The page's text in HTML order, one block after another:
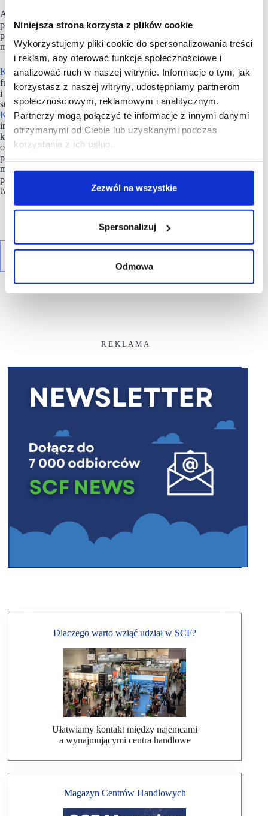
Niniejsza strona korzysta z plików cookie
Wykorzystujemy pliki cookie do spersonalizowania treści
i reklam, aby oferować funkcje społecznościowe i
analizować ruch w naszej witrynie. Informacje o tym, jak
korzystasz z naszej witryny, udostępniamy partnerom
społecznościowym, reklamowym i analitycznym.
Partnerzy mogą połączyć te informacje z innymi danymi
otrzymanymi od Ciebie lub uzyskanymi podczas
korzystania z ich usług.
Zezwól na wszystkie
Spersonalizuj
Odmowa
Asortyment sklepów Kaufland liczy kilkanaście tysięcy
produktów. Sieć koncentruje się przede wszystkim na ofercie
produktów świeżych – owoców i warzyw, produktów
mlecznych, a także mięsa, wędlin, serów i ryb.
Kauflandrealizuje swoją misję w oparciu o cztery
fundamentalne wartości, którymi są: jakość, wybór, cena
i łatwość zakupów. Jako firma odpowiedzialna, w ramach
strategii zrównoważonego rozwoju pn. „Zróbmy to razem”,
Kauflandangażuje w swoje działania różne grupy
interesariuszy – pracowników, partnerów biznesowych,
klientów, lokalne społeczności, organizacje pozarządowe
oraz podejmuje i wspiera inicjatywy mające na celu
promowanie zdrowego odżywiania, przeciwdziałanie
marnowaniu żywności, poprawę dobrostanu zwierząt,
przeciwdziałanie zmianom klimatycznym, redukcję zużycia
tworzyw sztucznych.
R E K L A M A
Dlaczego warto wziąć udział w SCF?
Ułatwiamy kontakt między najemcami
a wynajmującymi centra handlowe
Magazyn Centrów Handlowych